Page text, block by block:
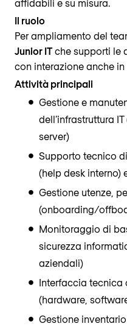
affidabili e su misura.
Il ruolo
Per ampliamento del
Junior ITche supporti le
con interazione anche
Attività principali
Gestione e
dell’infrastruttura
server)
Supporto tecnico
(help desk interno)
Gestione utenze,
(onboarding/
Monitoraggio di
sicurezza
aziendali)
Interfaccia tecnica
(hardware,
Gestione